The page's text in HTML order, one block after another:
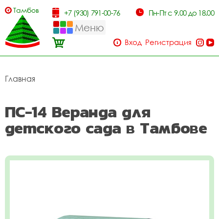
Тамбов +7 (930) 791-00-76 Пн-Пт с 9.00 до 18.00
Меню
Вход Регистрация
Главная
ПС-14 Веранда для
детского сада в Тамбове